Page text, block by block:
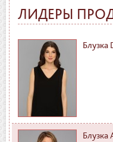
ЛИДЕРЫ
Блузка
Блузка